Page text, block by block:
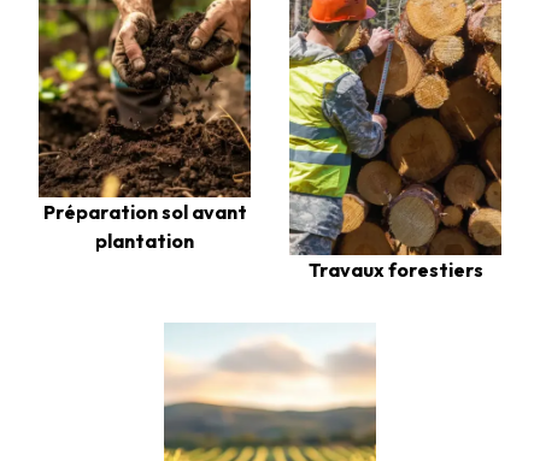
Préparation sol avant
plantation
Travaux forestiers